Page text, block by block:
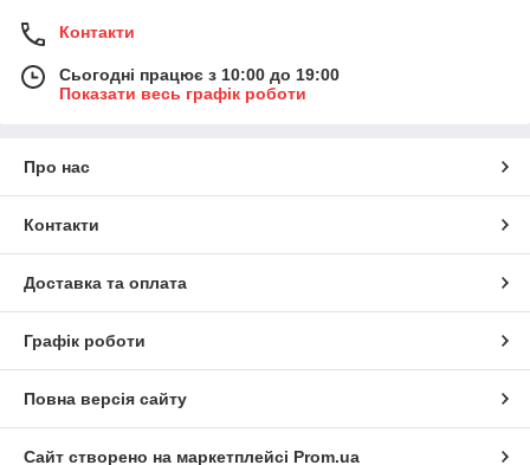
Контакти
Сьогодні працює з 10:00 до 19:00
Показати весь графік роботи
Про нас
Контакти
Доставка та оплата
Графік роботи
Повна версія сайту
Сайт створено на маркетплейсі Prom.ua